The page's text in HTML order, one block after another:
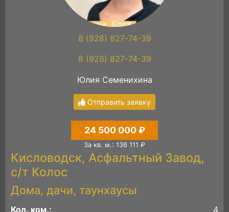
8 (928) 827-74-39
8 (928) 827-74-39
Юлия Семенихина
Отправить заявку
24 500 000 ₽
За кв. м.: 136 111 ₽
Кисловодск, Асфальтный Завод,
с/т Колос
Дома, дачи, таунхаусы
Кол. ком.:
4